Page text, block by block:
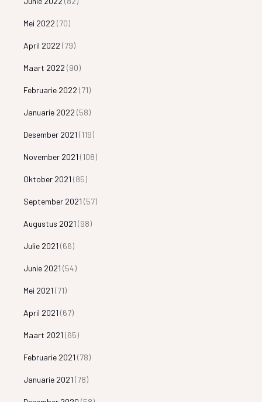
Mei 2022 (70)
April 2022 (79)
Maart 2022 (90)
Februarie 2022 (71)
Januarie 2022 (58)
Desember 2021 (119)
November 2021 (108)
Oktober 2021 (85)
September 2021 (57)
Augustus 2021 (98)
Julie 2021 (66)
Junie 2021 (54)
Mei 2021 (71)
April 2021 (67)
Maart 2021 (65)
Februarie 2021 (78)
Januarie 2021 (78)